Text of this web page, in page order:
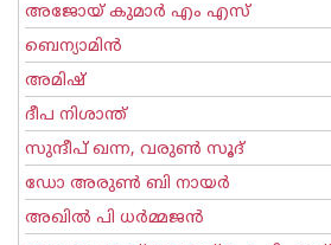
അജോയ് കുമാര്‍ എം എസ്
ബെന്യാമിന്‍
അമിഷ്
ദീപ നിശാന്ത്
സുന്ദീപ് ഖന്ന, വരുൺ സൂദ്
ഡോ അരുണ്‍ ബി നായര്‍
അഖില്‍ പി ധര്‍മ്മജന്‍